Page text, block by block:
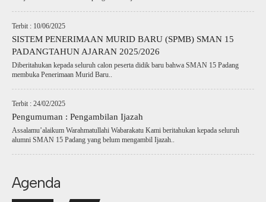
Terbit : 10/06/2025
SISTEM PENERIMAAN MURID BARU (SPMB) SMAN 15
PADANGTAHUN AJARAN 2025/2026
Diberitahukan kepada seluruh calon peserta didik baru bahwa SMAN 15 Padang
membuka Penerimaan Murid Baru..
Terbit : 24/02/2025
Pengumuman : Pengambilan Ijazah
Assalamu’alaikum Warahmatullahi Wabarakatu Kami beritahukan kepada seluruh
alumni SMAN 15 Padang yang belum mengambil Ijazah..
Agenda